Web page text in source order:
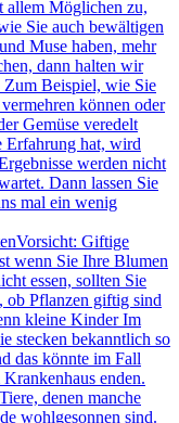
allem Möglichen zu,
Sie auch bewältigen
Muse haben, mehr
dann halten wir
Zum Beispiel, wie Sie
können oder
Gemüse veredelt
Erfahrung hat, wird
werden nicht
Dann lassen Sie
mal ein wenig
Vorsicht: Giftige
wenn Sie Ihre Blumen
essen, sollten Sie
ob Pflanzen giftig sind
kleine Kinder Im
stecken bekanntlich so
das könnte im Fall
enden.
denen manche
wohlgesonnen sind.